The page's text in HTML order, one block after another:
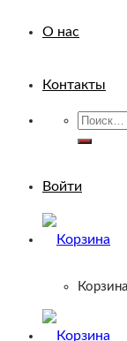
О нас
Контакты
Искать:
Войти